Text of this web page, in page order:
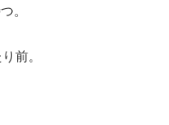
。
前。